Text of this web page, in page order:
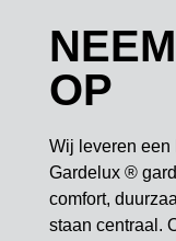
OP
Wij leveren een
Gardelux ®
comfort,
staan centraal.